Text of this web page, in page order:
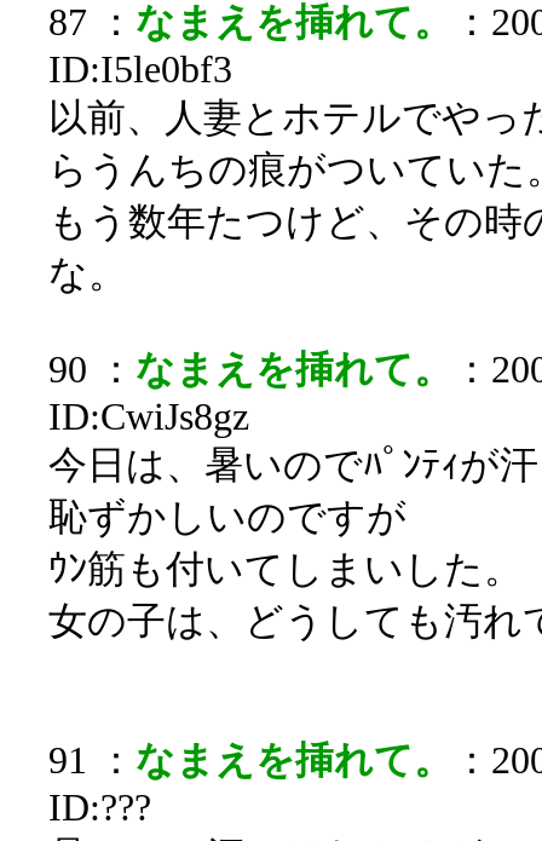
87 ： なまえを挿れて。
：
ID:I5le0bf3
以前、人妻とホテルでやっ
らうんちの痕がついていた
もう数年たつけど、その
な。
90 ： なまえを挿れて。
：
ID:CwiJs8gz
今日は、暑いのでﾊﾟﾝﾃｨが
恥ずかしいのですが
ｳﾝ筋も付いてしまい
女の子は、どうしても汚れ
91 ： なまえを挿れて。
：
ID:???